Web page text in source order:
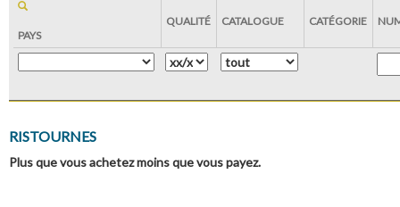
PAYS
QUALITÉ CATALOGUE CATÉGORIE
RISTOURNES
Plus que vous achetez moins que vous payez.